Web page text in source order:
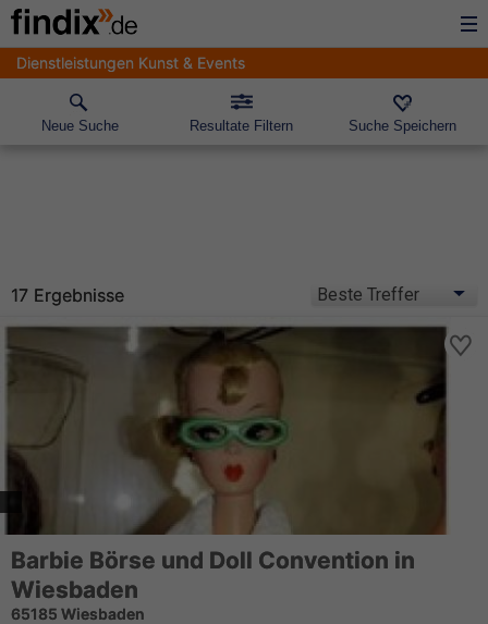
Dienstleistungen Kunst & Events
Neue Suche Resultate Filtern Suche Speichern
17 Ergebnisse
Barbie Börse und Doll Convention in
Wiesbaden
65185 Wiesbaden